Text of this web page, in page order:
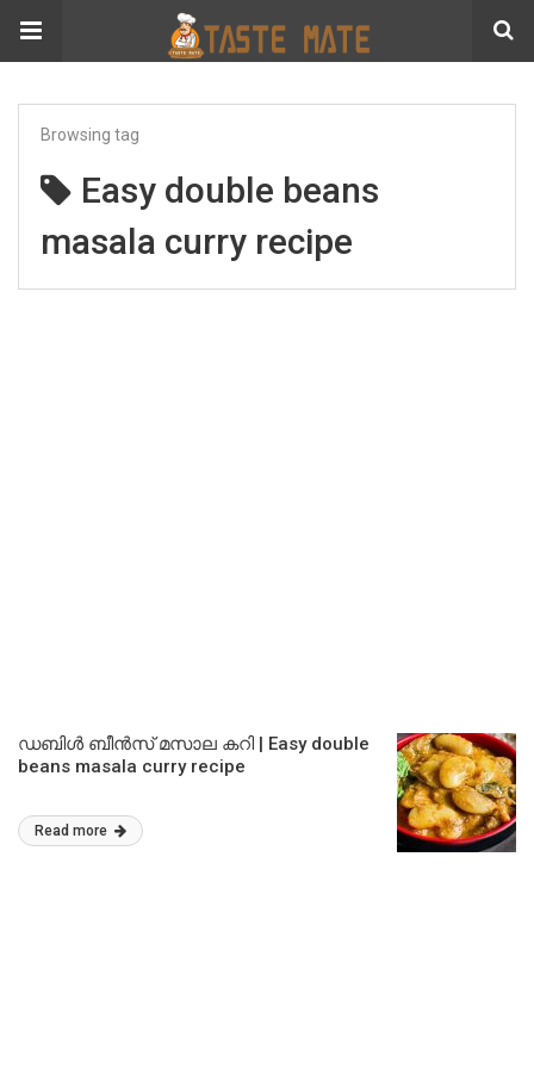
Browsing tag
Easy double beans
masala curry recipe
ഡബിൾ ബീൻസ് മസാല കറി | Easy double
beans masala curry recipe
Read more